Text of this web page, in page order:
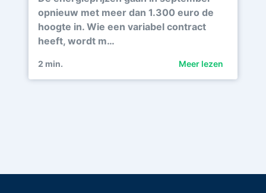
opnieuw met meer dan 1.300 euro de
hoogte in. Wie een variabel contract
heeft, wordt m…
2 min. Meer lezen